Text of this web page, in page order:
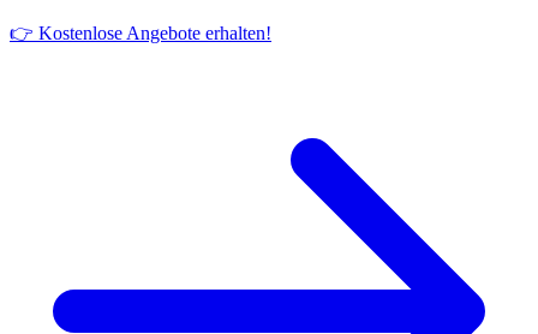
👉 Kostenlose Angebote erhalten!